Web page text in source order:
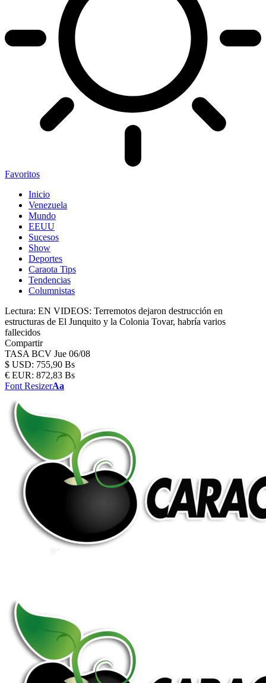
Favoritos
Inicio
Venezuela
Mundo
EEUU
Sucesos
Show
Deportes
Caraota Tips
Tendencias
Columnistas
Lectura: EN VIDEOS: Terremotos dejaron destrucción en
estructuras de El Junquito y la Colonia Tovar, habría varios
fallecidos
Compartir
TASA BCV Jue 06/08
$ USD: 755,90 Bs
€ EUR: 872,83 Bs
Font ResizerAa